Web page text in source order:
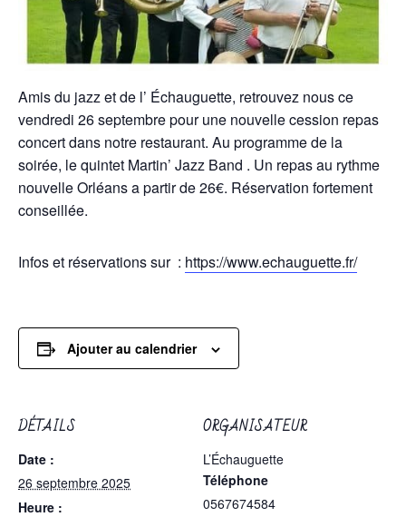
Amis du jazz et de l’ Échauguette, retrouvez nous ce
vendredi 26 septembre pour une nouvelle cession repas
concert dans notre restaurant. Au programme de la
soirée, le quintet Martin’ Jazz Band . Un repas au rythme
nouvelle Orléans a partir de 26€. Réservation fortement
conseillée.
Infos et réservations sur : https://www.echauguette.fr/
Ajouter au calendrier
DÉTAILS
Date :
26 septembre 2025
Heure :
ORGANISATEUR
L’Échauguette
Téléphone
0567674584